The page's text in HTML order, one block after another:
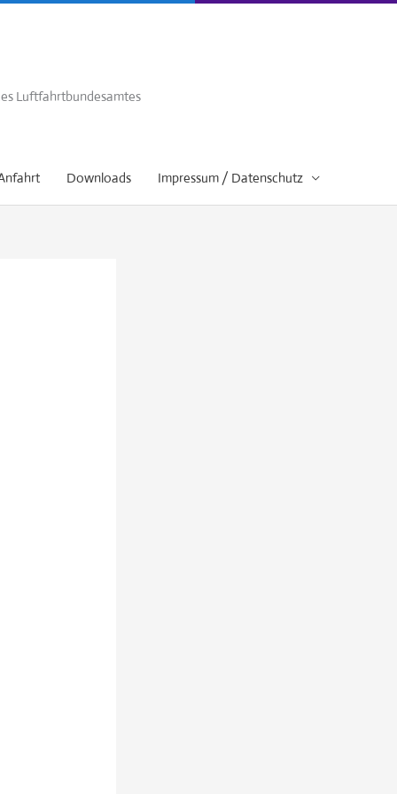
Luftfahrtbundesamtes
Downloads Impressum / Datenschutz